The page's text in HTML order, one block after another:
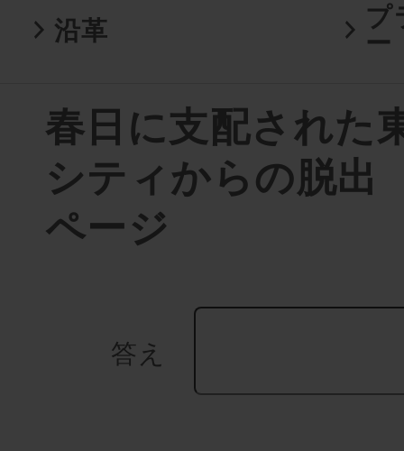
沿革
プ
ー
春日に支配された
シティからの脱
ページ
答え